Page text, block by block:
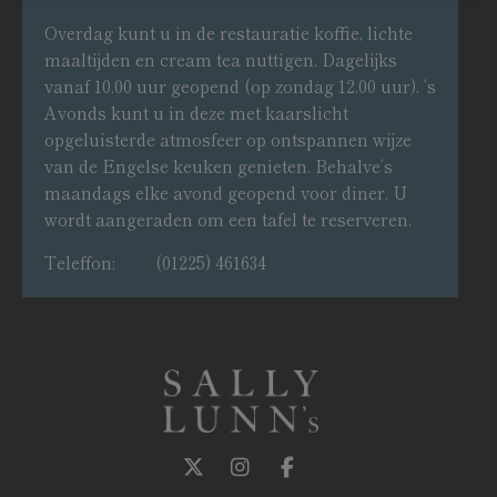
Overdag kunt u in de restauratie koffie, lichte
maaltijden en cream tea nuttigen. Dagelijks
vanaf 10.00 uur geopend (op zondag 12.00 uur). ‘s
Avonds kunt u in deze met kaarslicht
opgeluisterde atmosfeer op ontspannen wijze
van de Engelse keuken genieten. Behalve‘s
maandags elke avond geopend voor diner. U
wordt aangeraden om een tafel te reserveren.
Teleffon: (01225) 461634
Follow us on Twitter
Follow us on Instagram